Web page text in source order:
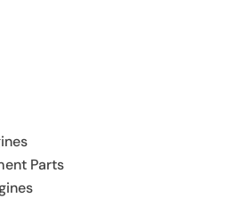
Parts